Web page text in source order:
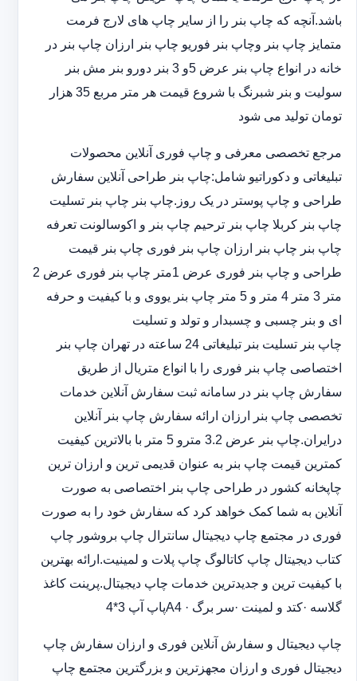
باشد.آنچه که چاپ بنر را از سایر چاپ های لارج فرمت
متمایز چاپ بنر وچاپ بنر فوریو چاپ بنر ارزان چاپ بنر در
خانه در انواع چاپ بنر عرض 5و 3 بنر دورو بنر مش بنر
سولیت و بنر شبرنگ با شروع قیمت هر متر مربع 35 هزار
تومان تولید می شود
مرجع تخصصی معرفی و چاپ فوری آنلاین محصولات
تبلیغاتی و دکوراتیو شامل:چاپ بنر طراحی آنلاین سفارش
طراحی و چاپ پوستر در یک روز.چاپ بنر چاپ بنر تسلیت
چاپ بنر کربلا چاپ بنر ترحیم چاپ بنر و اکوسالونت تعرفه
چاپ بنر چاپ بنر ارزان چاپ بنر فوری چاپ بنر قیمت
طراحی و چاپ بنر فوری عرض 1متر چاپ بنر فوری عرض 2
متر 3 متر 4 متر و 5 متر چاپ بنر یووی و با کیفیت و حرفه
ای و بنر چسبی و چسبدار و تولد و تسلیت
چاپ بنر تسلیت بنر تبلیغاتی 24 ساعته در تهران چاپ بنر
اختصاصی چاپ بنر فوری را با انواع متریال از طریق
سفارش چاپ بنر در سامانه ثبت سفارش آنلاین خدمات
تخصصی چاپ بنر ارزان ارائه سفارش چاپ بنر آنلاین
درایران.چاپ بنر عرض 3.2 مترو 5 متر با بالاترین کیفیت
کمترین قیمت چاپ بنر به عنوان قدیمی ترین و ارزان ترین
چاپخانه کشور در طراحی چاپ بنر اختصاصی به صورت
آنلاین به شما کمک خواهد کرد که سفارش خود را به صورت
فوری در مجتمع چاپ دیجیتال سانترال چاپ بروشور چاپ
کتاب دیجیتال چاپ کاتالوگ چاپ پلات و لمینیت.ارائه بهترین
با کیفیت ترین و جدیدترین خدمات چاپ دیجیتال.پرینت کاغذ
گلاسه ·‎کتد و لمینت ·‎سر برگ A4 ·‎پاپ آپ 3*4
چاپ دیجیتال و سفارش آنلاین فوری و ارزان سفارش چاپ
دیجیتال فوری و ارزان مجهزترین و بزرگترین مجتمع چاپ